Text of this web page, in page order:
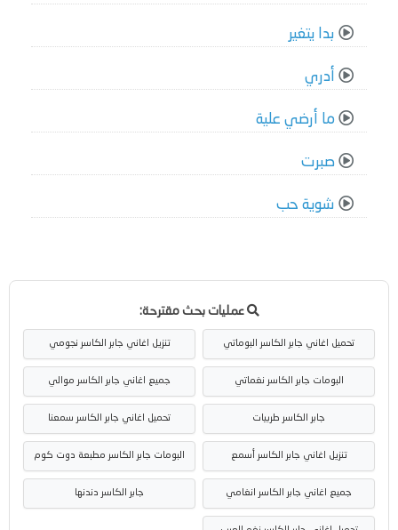
بدا يتغير
أدري
ما أرضي علية
صبرت
شوية حب
عمليات بحث مقترحة:
تحميل اغاني جابر الكاسر البوماتي تنزيل اغاني جابر الكاسر نجومي
البومات جابر الكاسر نغماتي جميع اغاني جابر الكاسر موالي
جابر الكاسر طربيات تحميل اغاني جابر الكاسر سمعنا
تنزيل اغاني جابر الكاسر أسمع البومات جابر الكاسر مطبعة دوت كوم
جميع اغاني جابر الكاسر انغامي جابر الكاسر دندنها